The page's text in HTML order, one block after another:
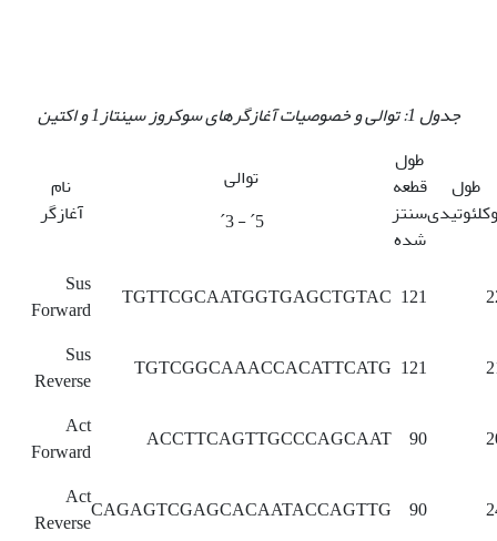
جدول1: توالی و خصوصیات آغازگرهای سوکروز سینتاز1 و اکتین
طول
طول
قطعه
سنتز
شده
توالی
5´ - 3´
نام
آغازگر
121
TGTTCGCAATGGTGAGCTGTAC
Sus
Forward
121
TGTCGGCAAACCACATTCATG
Sus
Reverse
90
ACCTTCAGTTGCCCAGCAAT
Act
Forward
90
CAGAGTCGAGCACAATACCAGTTG
Act
Reverse